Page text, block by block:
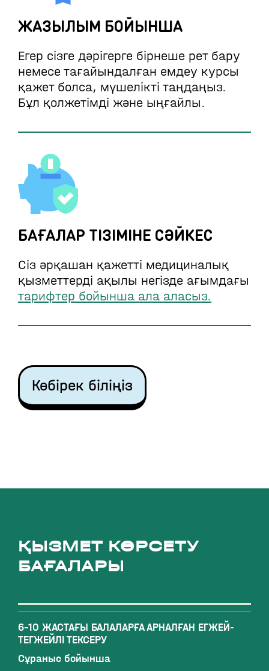
ЖАЗЫЛЫМ БОЙЫНША
Егер сізге дәрігерге бірнеше рет бару
немесе тағайындалған емдеу курсы
қажет болса, мүшелікті таңдаңыз.
Бұл қолжетімді және ыңғайлы.
БАҒАЛАР ТІЗІМІНЕ СӘЙКЕС
Сіз әрқашан қажетті медициналық
қызметтерді ақылы негізде ағымдағы
тарифтер бойынша ала аласыз.
Көбірек біліңіз
ҚЫЗМЕТ КӨРСЕТУ
БАҒАЛАРЫ
6-10 ЖАСТАҒЫ БАЛАЛАРҒА АРНАЛҒАН ЕГЖЕЙ-
ТЕГЖЕЙЛІ ТЕКСЕРУ
Сұраныс бойынша